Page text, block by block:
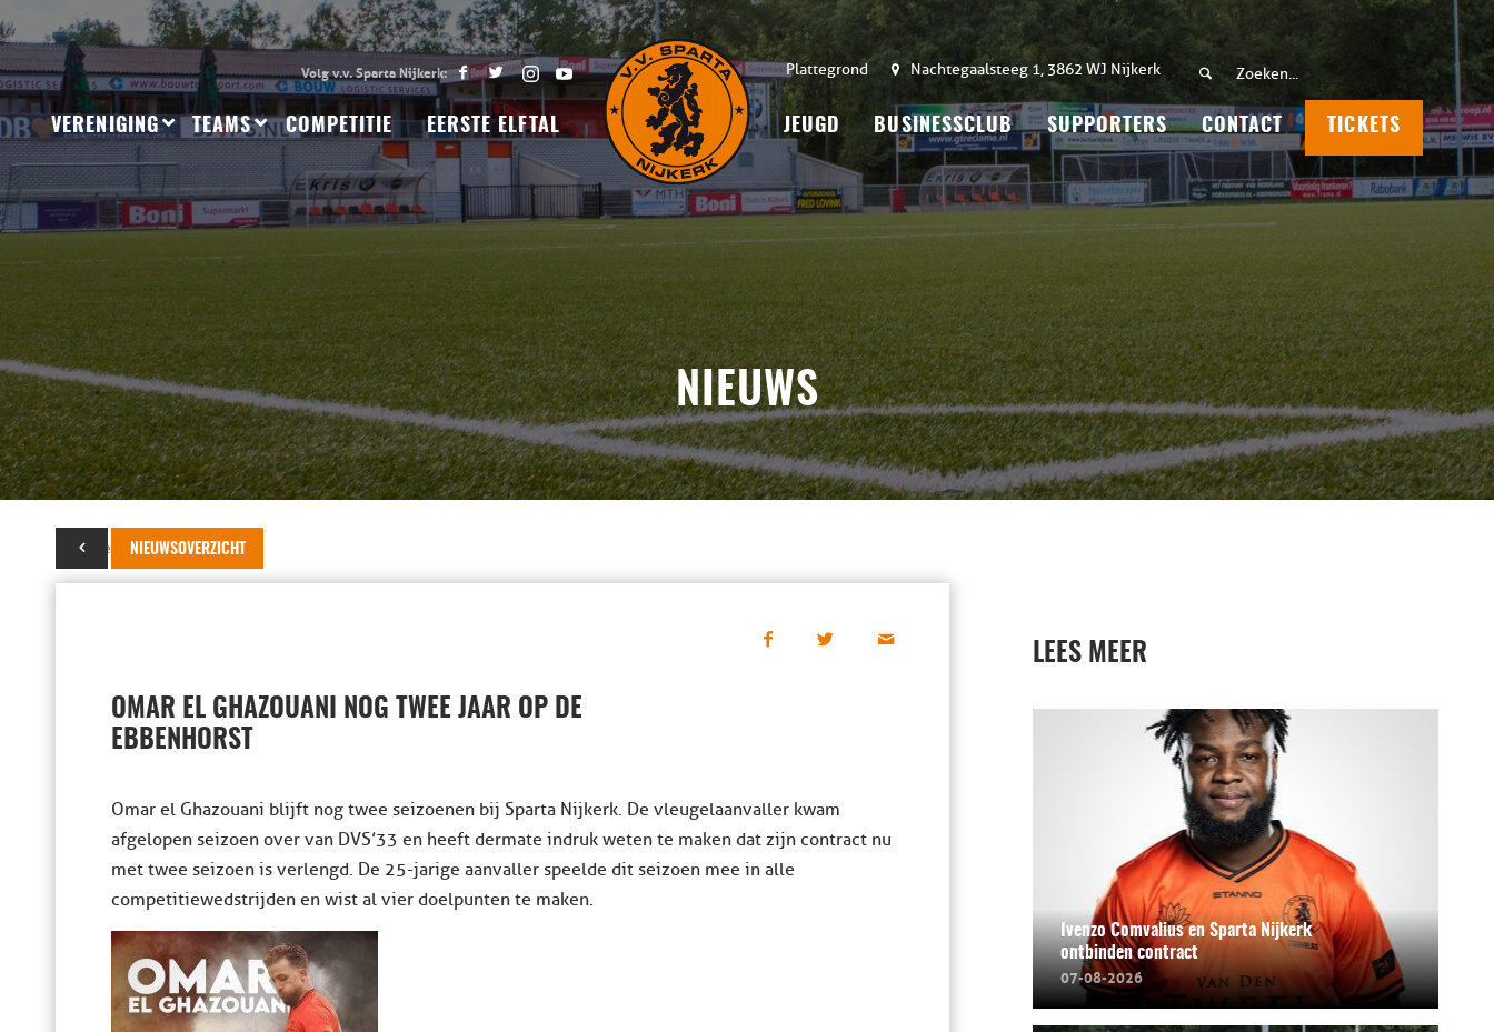
Plattegrond Nachtegaalsteeg 1, 3862 WJ Nijkerk
VERENIGING TEAMS COMPETITIE EERSTE ELFTAL JEUGD BUSINESSCLUB SUPPORTERS CONTACT TICKETS
NIEUWS
NIEUWSOVERZICHT
26 november 2023
OMAR EL GHAZOUANI NOG TWEE JAAR OP DE
EBBENHORST
Omar el Ghazouani blijft nog twee seizoenen bij Sparta Nijkerk. De vleugelaanvaller kwam
afgelopen seizoen over van DVS’33 en heeft dermate indruk weten te maken dat zijn contract nu
met twee seizoen is verlengd. De 25-jarige aanvaller speelde dit seizoen mee in alle
competitiewedstrijden en wist al vier doelpunten te maken.
LEES MEER
Ivenzo Comvalius en Sparta Nijkerk
ontbinden contract
07-08-2026